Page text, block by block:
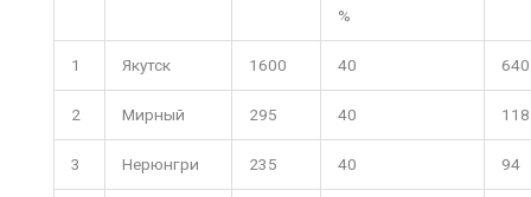
%
1 Якутск 1600 40 640
2 Мирный 295 40 118
3 Нерюнгри 235 40 94